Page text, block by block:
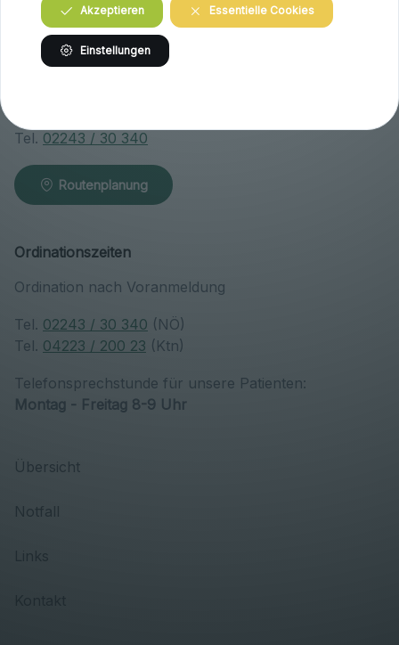
Praxis Klosterneuburg (Niederösterreich)
Wiener Straße 146
Tel. 02243 / 30 340
Routenplanung
Ordinationszeiten
Ordination nach Voranmeldung
Tel. 02243 / 30 340 (NÖ)
Tel. 04223 / 200 23 (Ktn)
Telefonsprechstunde für unsere Patienten:
Montag - Freitag 8-9 Uhr
Übersicht
Notfall
Links
Akzeptieren Essentielle Cookies
Einstellungen